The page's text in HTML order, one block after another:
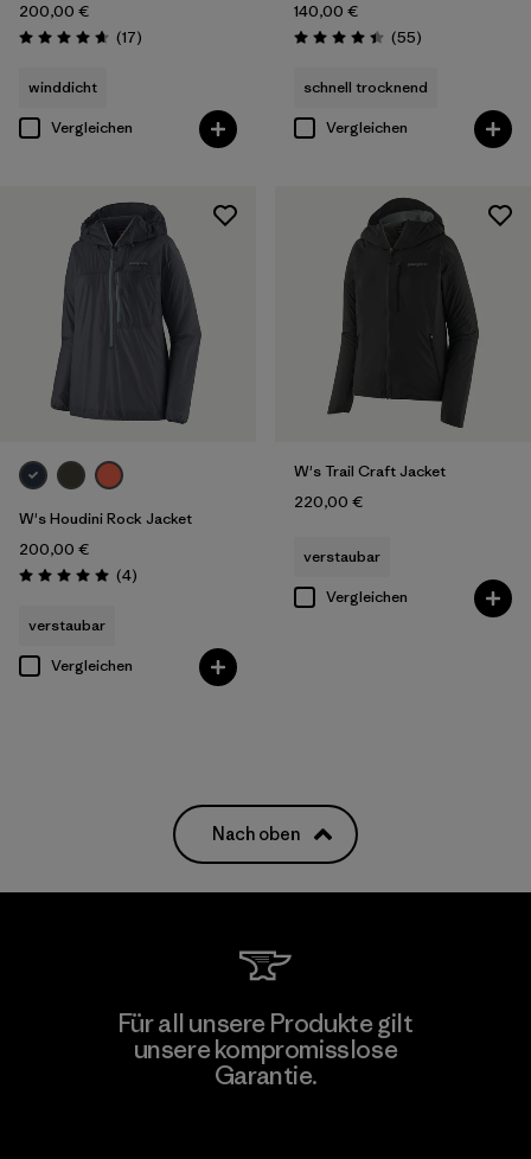
200,00 €
Bewertung: 4.6 / 5
(17Rezensionen
)
winddicht
Vergleichen
140,00 €
Bewertung: 4.4 / 5
(55Rezensionen
)
schnell trocknend
Vergleichen
W's Houdini Rock Jacket
200,00 €
Bewertung: 5.0 / 5
(4Rezensionen
)
verstaubar
Vergleichen
W's Trail Craft Jacket
220,00 €
verstaubar
Vergleichen
Nach oben
Für all unsere Produkte gilt
unsere kompromisslose
Garantie.